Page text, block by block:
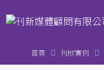
首頁 刊欣實例